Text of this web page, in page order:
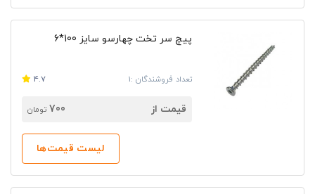
پیچ سر تخت چهارسو سایز 100*6
تعداد فروشندگان :1 4.7
قیمت از 700 تومان
لیست قیمت‌ها